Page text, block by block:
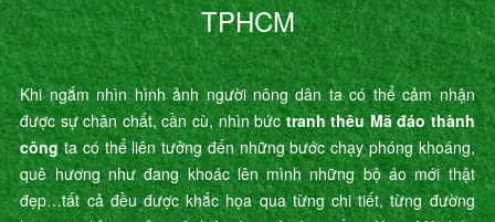
TPHCM
Khi ngắm nhìn hình ảnh người nông dân ta có thể cảm nhận
được sự chân chất, cần cù, nhìn bứctranh thêu Mã đáo thành
côngta có thể liên tưởng đến những bước chạy phóng khoáng,
quê hương như đang khoác lên mình những bộ áo mới thật
đẹp…tất cả đều được khắc họa qua từng chi tiết, từng đường